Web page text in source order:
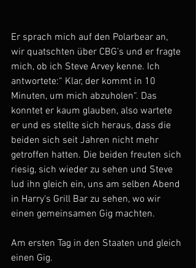
Er sprach mich auf den Polarbear an,
wir quatschten über CBG’s und er fragte
mich, ob ich Steve Arvey kenne. Ich
antwortete:“ Klar, der kommt in 10
Minuten, um mich abzuholen“. Das
konntet er kaum glauben, also wartete
er und es stellte sich heraus, dass die
beiden sich seit Jahren nicht mehr
getroffen hatten. Die beiden freuten sich
riesig, sich wieder zu sehen und Steve
lud ihn gleich ein, uns am selben Abend
in Harry‘s Grill Bar zu sehen, wo wir
einen gemeinsamen Gig machten.
Am ersten Tag in den Staaten und gleich
einen Gig.